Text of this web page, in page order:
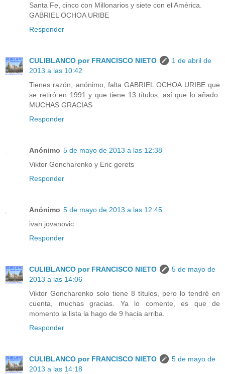
Santa Fe, cinco con Millonarios y siete con el América.
GABRIEL OCHOA URIBE
Responder
CULIBLANCO por FRANCISCO NIETO
1 de abril de
2013 a las 10:42
Tienes razón, anónimo, falta GABRIEL OCHOA URIBE que
se retiró en 1991 y que tiene 13 títulos, así que lo añado.
MUCHAS GRACIAS
Responder
Anónimo 5 de mayo de 2013 a las 12:38
Viktor Goncharenko y Eric gerets
Responder
Anónimo 5 de mayo de 2013 a las 12:45
ivan jovanovic
Responder
CULIBLANCO por FRANCISCO NIETO
5 de mayo de
2013 a las 14:06
Viktor Goncharenko solo tiene 8 títulos, pero lo tendré en
cuenta, muchas gracias. Ya lo comente, es que de
momento la lista la hago de 9 hacia arriba.
Responder
CULIBLANCO por FRANCISCO NIETO
5 de mayo de
2013 a las 14:18